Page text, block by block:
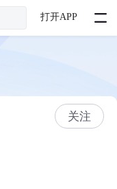
打开APP
关注